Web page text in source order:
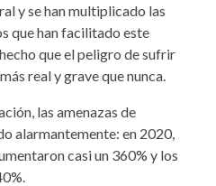
y se han multiplicado las
que han facilitado este
que el peligro de sufrir
real y grave que nunca.
las amenazas de
alarmantemente: en 2020,
casi un 360% y los